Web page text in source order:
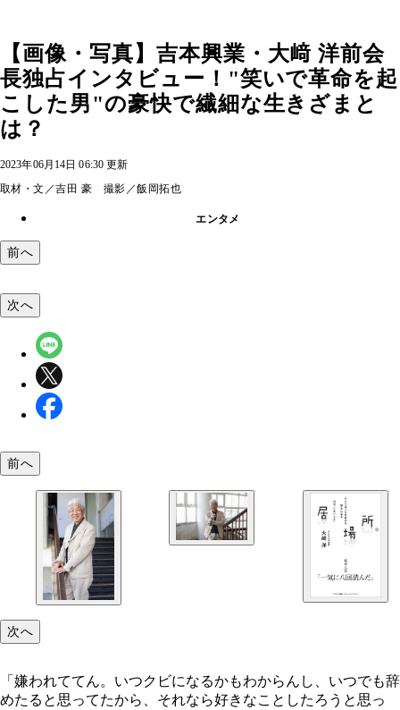
【画像・写真】吉本興業・大﨑 洋前会
長独占インタビュー！"笑いで革命を起
こした男"の豪快で繊細な生きざまと
は？
2023年06月14日 06:30 更新
取材・文／吉田 豪 撮影／飯岡拓也
エンタメ
前へ
吉本興業・大﨑 洋前会長
次へ
前へ
次へ
「嫌われててん。いつクビになるかもわからんし、いつでも辞
めたると思ってたから、それなら好きなことしたろうと思っ